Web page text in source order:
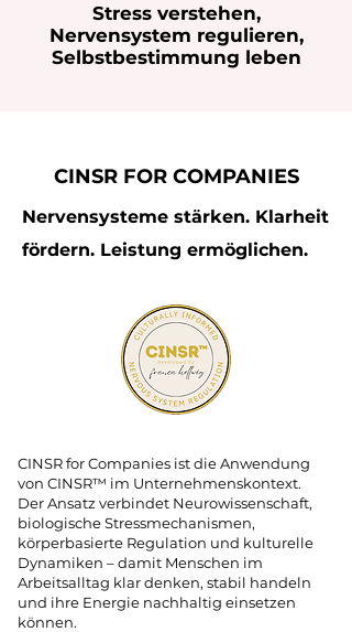
Stress verstehen,
Nervensystem regulieren,
Selbstbestimmung leben
CINSR FOR COMPANIES
Nervensysteme stärken. Klarheit
fördern. Leistung ermöglichen.
CINSR for Companies ist die Anwendung
von CINSR™ im Unternehmenskontext.
Der Ansatz verbindet Neurowissenschaft,
biologische Stressmechanismen,
körperbasierte Regulation und kulturelle
Dynamiken – damit Menschen im
Arbeitsalltag klar denken, stabil handeln
und ihre Energie nachhaltig einsetzen
können.